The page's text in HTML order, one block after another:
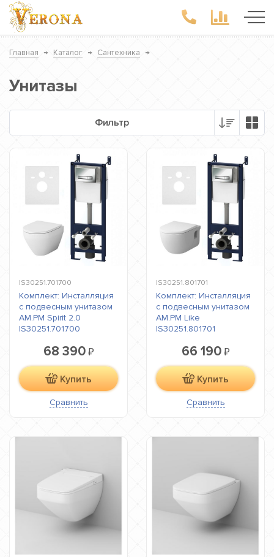
Главная → Каталог → Сантехника →
Унитазы
Фильтр
IS30251.701700
Комплект: Инсталляция
с подвесным унитазом
AM.PM Spirit 2.0
IS30251.701700
68 390₽
Купить
Сравнить
IS30251.801701
Комплект: Инсталляция
с подвесным унитазом
AM.PM Like
IS30251.801701
66 190₽
Купить
Сравнить